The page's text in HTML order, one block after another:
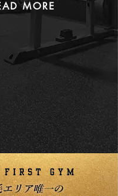
MORE
エリア唯一の